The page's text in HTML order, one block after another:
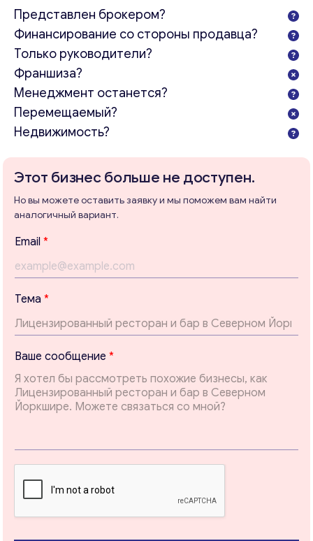
Консультация
Email*
Ваши комментарии*
Представлен брокером?
Финансирование со стороны продавца?
Только руководители?
Франшиза?
Менеджмент останется?
Перемещаемый?
Недвижимость?
Этот бизнес больше не доступен.
Но вы можете оставить заявку и мы поможем вам найти
аналогичный вариант.
Email *
Тема *
*
В
а
ш
е
о
б
и
Ваше сообщение *